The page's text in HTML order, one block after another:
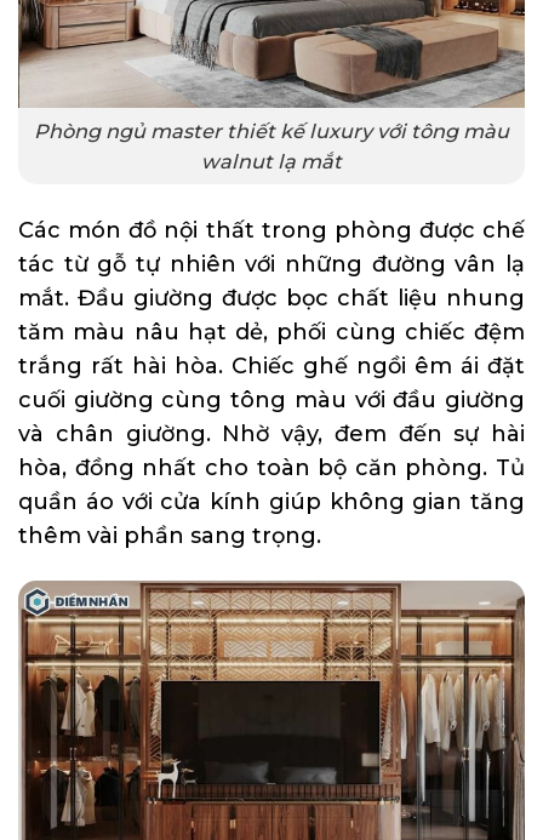
Phòng ngủ master thiết kế luxury với tông màu
walnut lạ mắt
Các món đồ nội thất trong phòng được chế
tác từ gỗ tự nhiên với những đường vân lạ
mắt. Đầu giường được bọc chất liệu nhung
tăm màu nâu hạt dẻ, phối cùng chiếc đệm
trắng rất hài hòa. Chiếc ghế ngồi êm ái đặt
cuối giường cùng tông màu với đầu giường
và chân giường. Nhờ vậy, đem đến sự hài
hòa, đồng nhất cho toàn bộ căn phòng. Tủ
quần áo với cửa kính giúp không gian tăng
thêm vài phần sang trọng.